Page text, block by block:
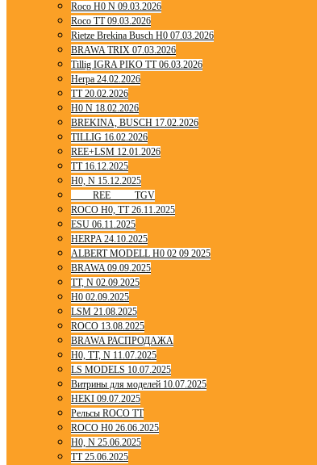
Roco H0 N 09.03.2026
Roco TT 09.03.2026
Rietze Brekina Busch H0 07.03.2026
BRAWA TRIX 07.03.2026
Tillig IGRA PIKO TT 06.03.2026
Herpa 24.02.2026
TT 20.02.2026
H0 N 18.02.2026
BREKINA, BUSCH 17.02.2026
TILLIG 16.02.2026
REE+LSM 12.01.2026
TT 16.12.2025
H0, N 15.12.2025
____ REE ____ TGV
ROCO H0, TT 26.11.2025
ESU 06.11.2025
HERPA 24.10.2025
ALBERT MODELL H0 02 09 2025
BRAWA 09.09.2025
TT, N 02.09.2025
H0 02.09.2025
LSM 21.08.2025
ROCO 13.08.2025
BRAWA РАСПРОДАЖА
H0, TT, N 11.07.2025
LS MODELS 10.07.2025
Витрины для моделей 10.07.2025
HEKI 09.07.2025
Рельсы ROCO TT
ROCO H0 26.06.2025
H0, N 25.06.2025
TT 25.06.2025